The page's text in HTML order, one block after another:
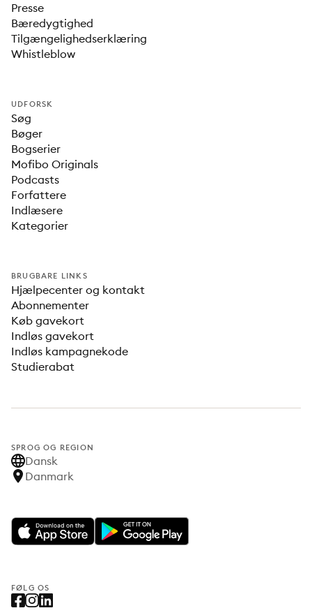
Presse
Bæredygtighed
Tilgængelighedserklæring
Whistleblow
UDFORSK
Søg
Bøger
Bogserier
Mofibo Originals
Podcasts
Forfattere
Indlæsere
Kategorier
BRUGBARE LINKS
Hjælpecenter og kontakt
Abonnementer
Køb gavekort
Indløs gavekort
Indløs kampagnekode
Studierabat
SPROG OG REGION
Dansk
Danmark
FØLG OS